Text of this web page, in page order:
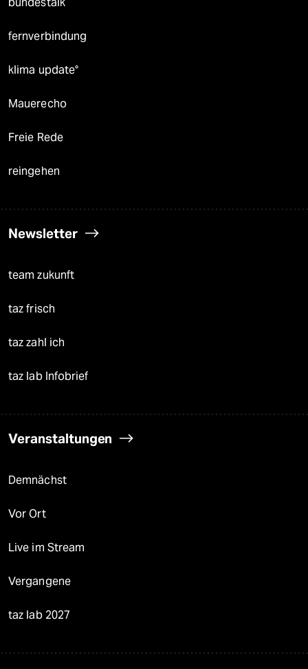
fernverbindung
klima update°
Mauerecho
Freie Rede
reingehen
Newsletter
team zukunft
taz frisch
taz zahl ich
taz lab Infobrief
Veranstaltungen
Demnächst
Vor Ort
Live im Stream
Vergangene
taz lab 2027